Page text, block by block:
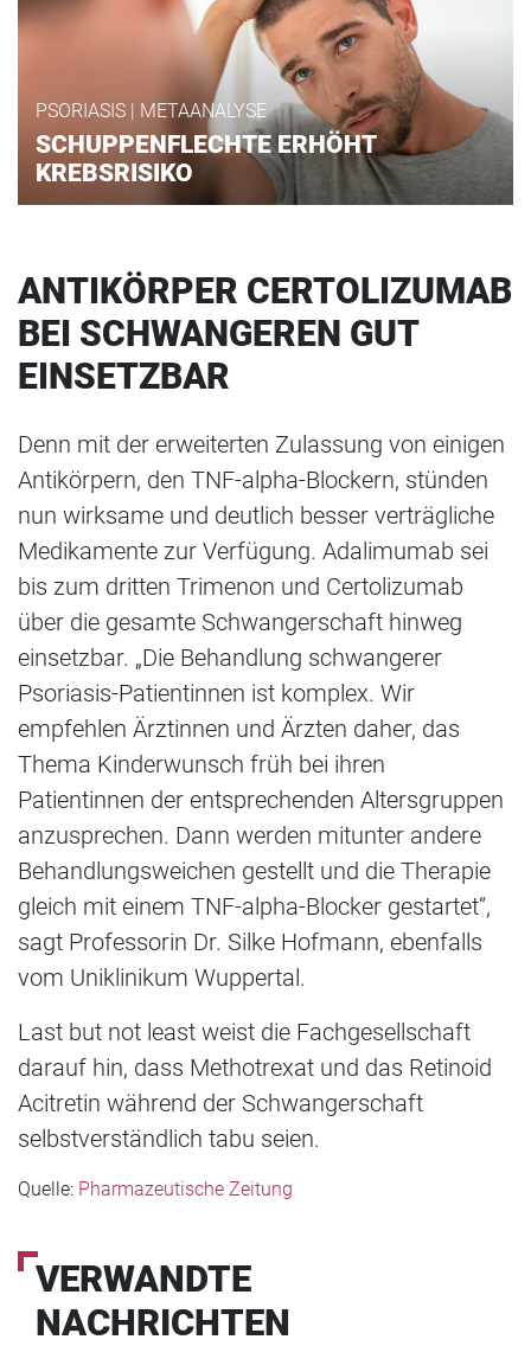
PSORIASIS | METAANALYSE
SCHUPPENFLECHTE ERHÖHT
KREBSRISIKO
ANTIKÖRPER CERTOLIZUMAB
BEI SCHWANGEREN GUT
EINSETZBAR
Denn mit der erweiterten Zulassung von einigen
Antikörpern, den TNF-alpha-Blockern, stünden
nun wirksame und deutlich besser verträgliche
Medikamente zur Verfügung. Adalimumab sei
bis zum dritten Trimenon und Certolizumab
über die gesamte Schwangerschaft hinweg
einsetzbar. „Die Behandlung schwangerer
Psoriasis-Patientinnen ist komplex. Wir
empfehlen Ärztinnen und Ärzten daher, das
Thema Kinderwunsch früh bei ihren
Patientinnen der entsprechenden Altersgruppen
anzusprechen. Dann werden mitunter andere
Behandlungsweichen gestellt und die Therapie
gleich mit einem TNF-alpha-Blocker gestartet“,
sagt Professorin Dr. Silke Hofmann, ebenfalls
vom Uniklinikum Wuppertal.
Last but not least weist die Fachgesellschaft
darauf hin, dass Methotrexat und das Retinoid
Acitretin während der Schwangerschaft
selbstverständlich tabu seien.
Quelle: Pharmazeutische Zeitung
VERWANDTE
NACHRICHTEN